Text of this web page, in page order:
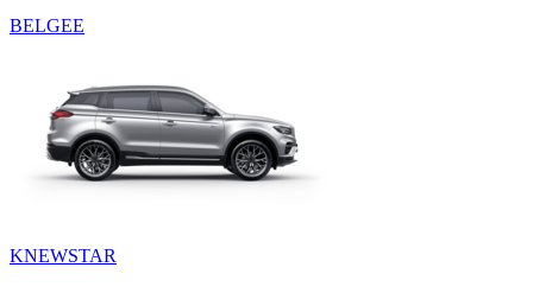
BELGEE
KNEWSTAR